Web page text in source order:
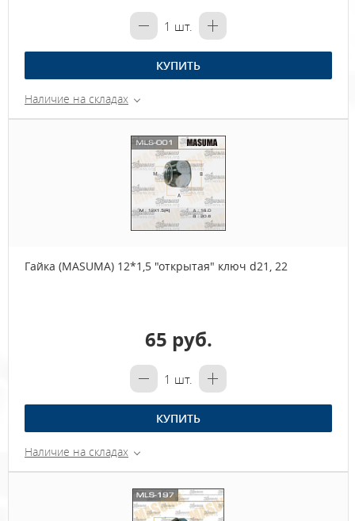
1 шт.
КУПИТЬ
Наличие на складах
Гайка (MASUMA) 12*1,5 "открытая" ключ d21, 22
65 руб.
1 шт.
КУПИТЬ
Наличие на складах